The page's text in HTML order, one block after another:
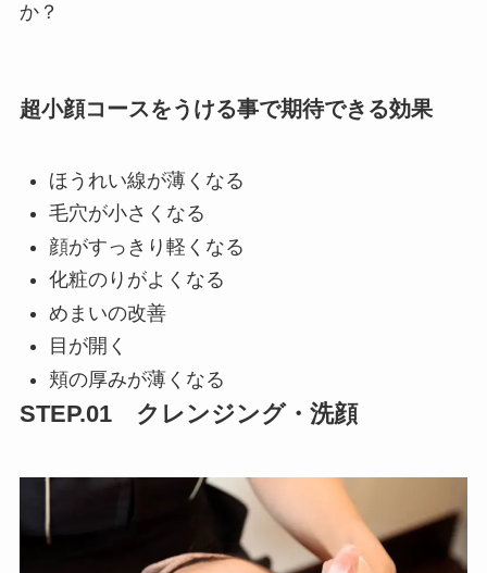
か？
超小顔コースをうける事で期待できる効果
ほうれい線が薄くなる
毛穴が小さくなる
顔がすっきり軽くなる
化粧のりがよくなる
めまいの改善
目が開く
頬の厚みが薄くなる
STEP.01 クレンジング・洗顔